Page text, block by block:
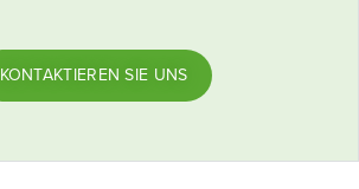
KONTAKTIEREN SIE UNS